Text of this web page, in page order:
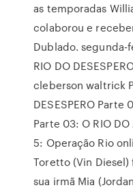
as temporadas
colaborou e
Dublado. segunda-
RIO DO
cleberson waltrick
DESESPERO Parte
Parte 03: O RIO
5: Operação Rio
Toretto (Vin
sua irmã Mia